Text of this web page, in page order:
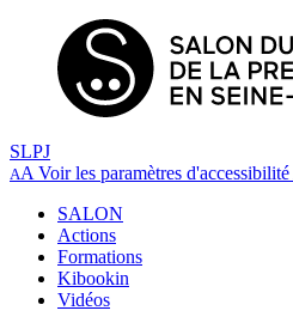
SLPJ
AA Voir les paramètres d'accessibilité
SALON
Actions
Formations
Kibookin
Vidéos